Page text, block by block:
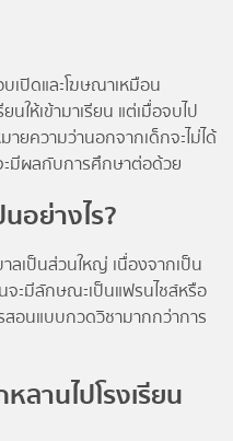
บเปิดและโฆษณาเหมือน
ให้เข้ามาเรียน แต่เมื่อจบไป
ยความว่านอกจากเด็กจะไม่ได้
มีผลกับการศึกษาต่อด้วย
อย่างไร?
ลเป็นส่วนใหญ่ เนื่องจากเป็น
จะมีลักษณะเป็นแฟรนไชส์หรือ
สอนแบบกวดวิชามากกว่าการ
ลานไปโรงเรียน